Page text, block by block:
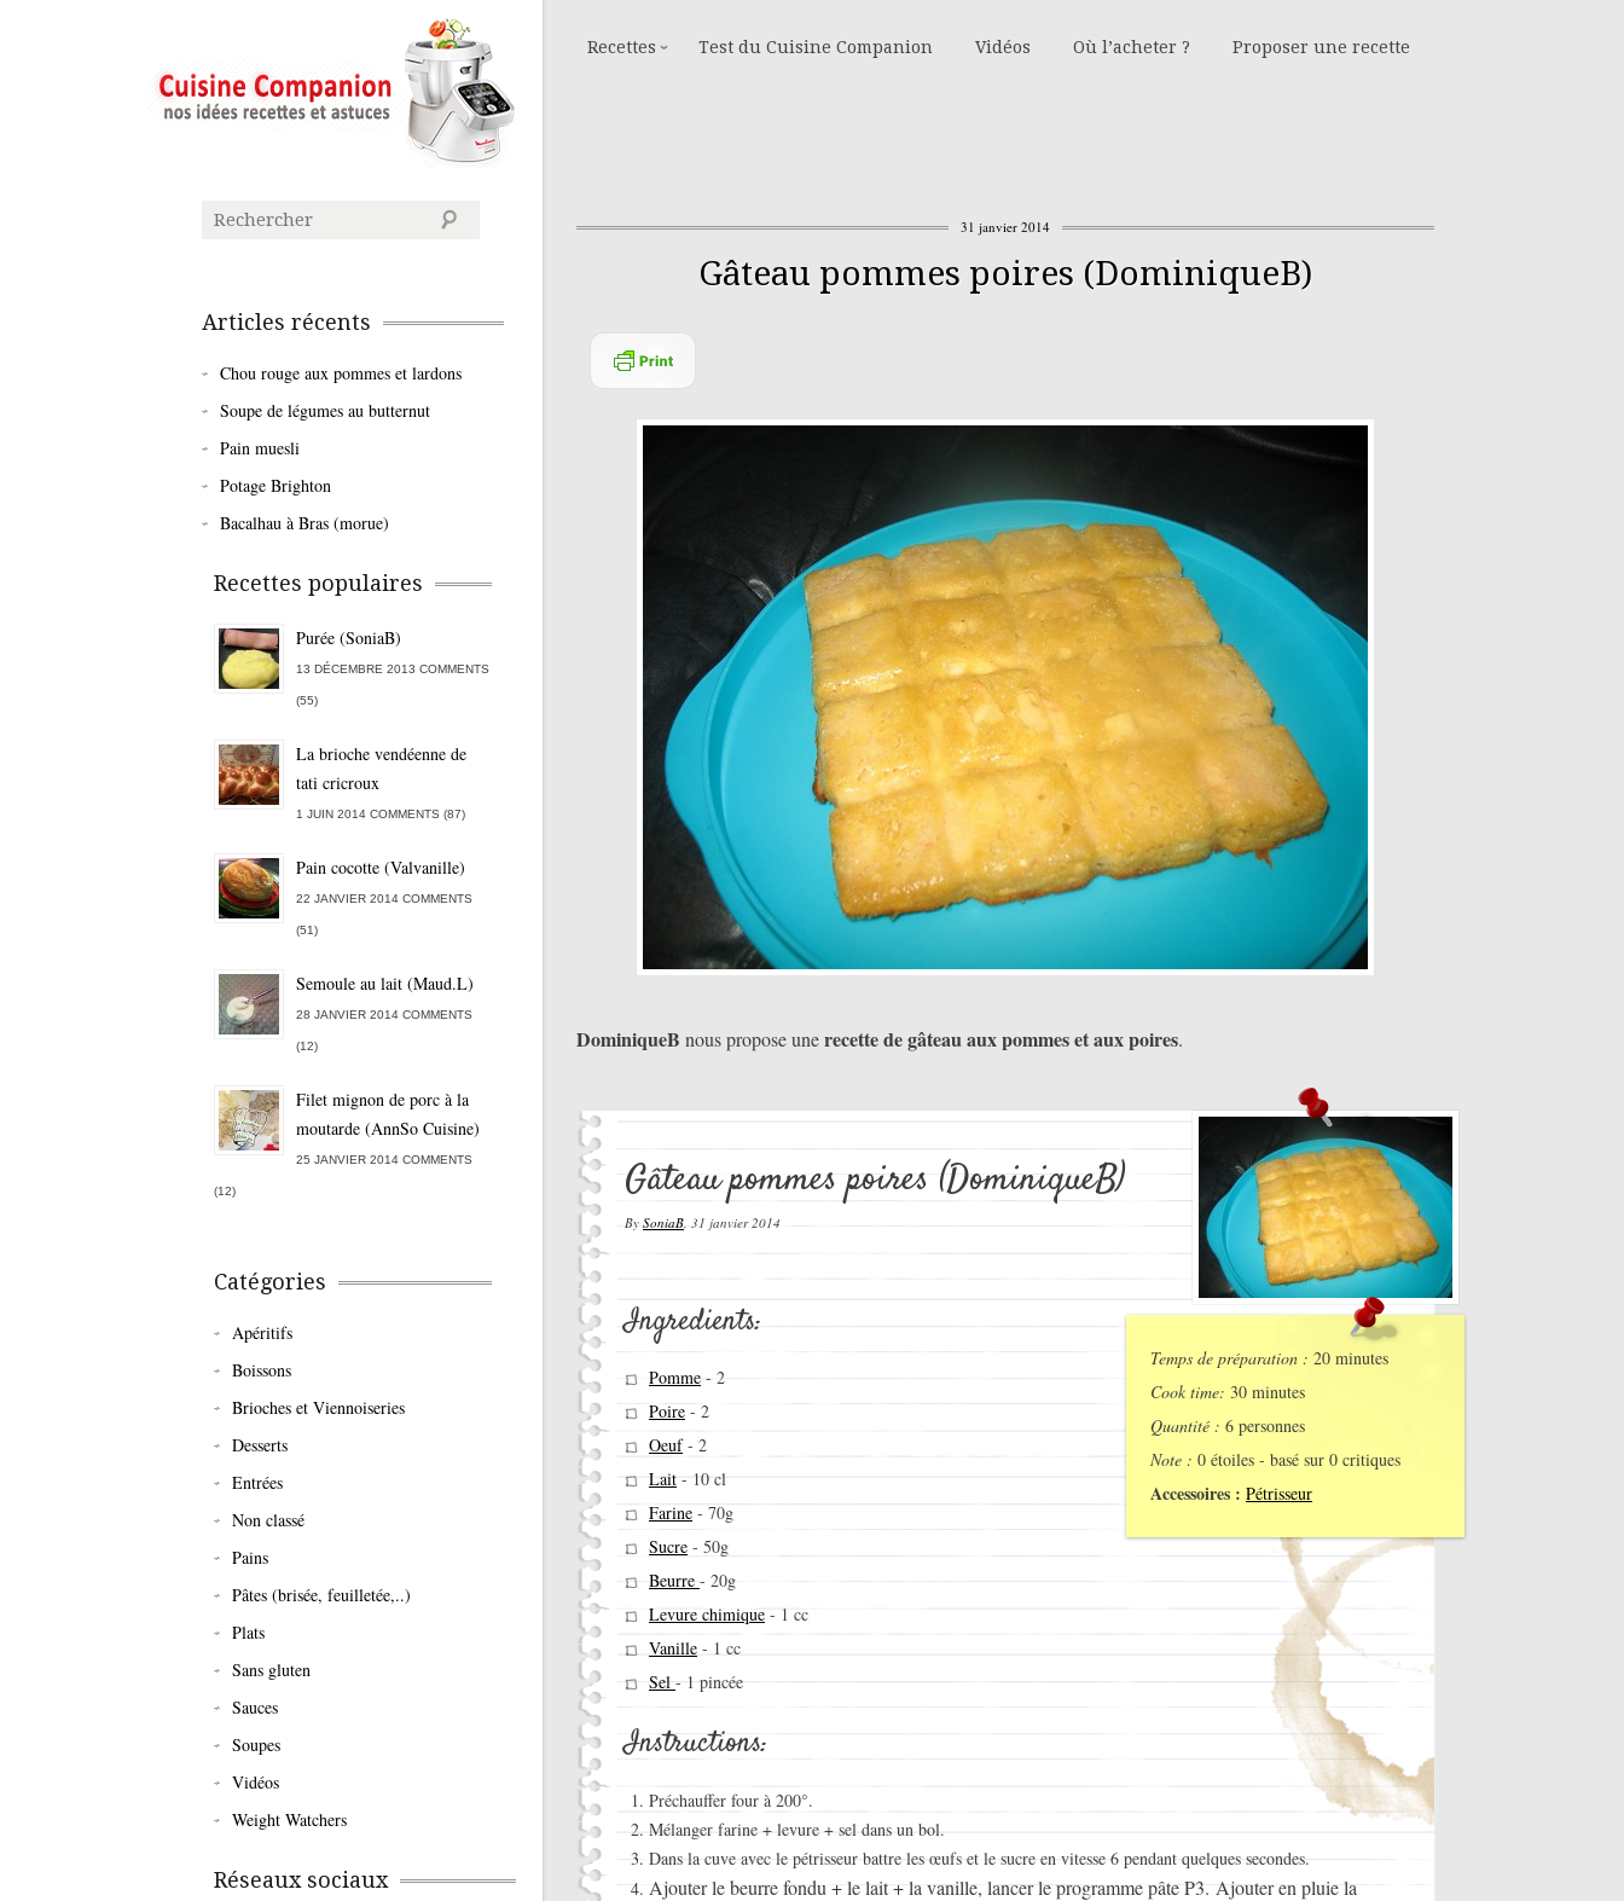
Recettes Test du Cuisine Companion Vidéos Où l’acheter ? Proposer une recette
31 janvier 2014
Gâteau pommes poires (DominiqueB)
DominiqueB nous propose unerecette de gâteau aux pommes et aux poires.
Gâteau pommes poires (DominiqueB)
BySoniaB,31 janvier 2014
Temps de préparation : 20 minutes
Cook time: 30 minutes
Quantité : 6 personnes
Note : 0 étoiles - basé sur 0 critiques
Accessoires : Pétrisseur
Ingredients:
Pomme - 2
Poire-2
Oeuf- 2
Lait - 10 cl
Farine-70g
Sucre - 50g
Beurre- 20g
Levure chimique - 1 cc
Vanille - 1 cc
Sel-1 pincée
Instructions:
Préchauffer four à 200°.
Mélanger farine + levure + sel dans un bol.
Dans la cuve avec le pétrisseur battre les œufs et le sucre en vitesse 6 pendant quelques secondes.
Ajouter le beurre fondu + le lait + la vanille, lancer le programme pâte P3.Ajouter en pluie la
Articles récents
Chou rouge aux pommes et lardons
Soupe de légumes au butternut
Pain muesli
Potage Brighton
Bacalhau à Bras (morue)
Recettes populaires
Purée (SoniaB)
13 DÉCEMBRE 2013 COMMENTS
(55)
La brioche vendéenne de
tati cricroux
1 JUIN 2014 COMMENTS (87)
Pain cocotte (Valvanille)
22 JANVIER 2014 COMMENTS
(51)
Semoule au lait (Maud.L)
28 JANVIER 2014 COMMENTS
(12)
Filet mignon de porc à la
moutarde (AnnSo Cuisine)
25 JANVIER 2014 COMMENTS
(12)
Catégories
Apéritifs
Boissons
Brioches et Viennoiseries
Desserts
Entrées
Non classé
Pains
Pâtes (brisée, feuilletée,..)
Plats
Sans gluten
Sauces
Soupes
Vidéos
Weight Watchers
Réseaux sociaux